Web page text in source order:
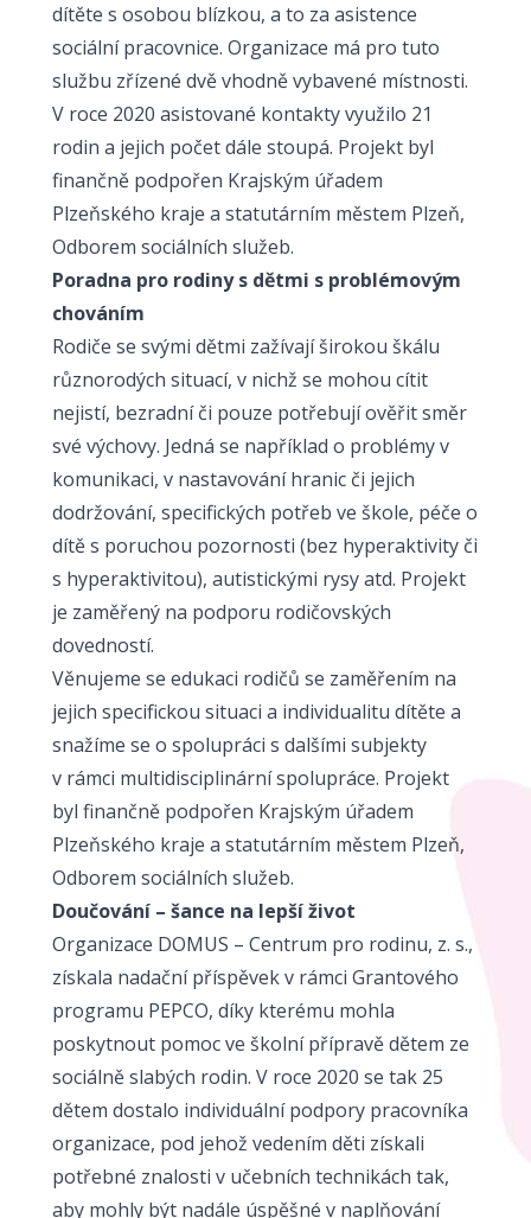
dítěte s osobou blízkou, a to za asistence
sociální pracovnice. Organizace má pro tuto
službu zřízené dvě vhodně vybavené místnosti.
V roce 2020 asistované kontakty využilo 21
rodin a jejich počet dále stoupá. Projekt byl
finančně podpořen Krajským úřadem
Plzeňského kraje a statutárním městem Plzeň,
Odborem sociálních služeb.
Poradna pro rodiny s dětmi s problémovým
chováním
Rodiče se svými dětmi zažívají širokou škálu
různorodých situací, v nichž se mohou cítit
nejistí, bezradní či pouze potřebují ověřit směr
své výchovy. Jedná se například o problémy v
komunikaci, v nastavování hranic či jejich
dodržování, specifických potřeb ve škole, péče o
dítě s poruchou pozornosti (bez hyperaktivity či
s hyperaktivitou), autistickými rysy atd. Projekt
je zaměřený na podporu rodičovských
dovedností.
Věnujeme se edukaci rodičů se zaměřením na
jejich specifickou situaci a individualitu dítěte a
snažíme se o spolupráci s dalšími subjekty
v rámci multidisciplinární spolupráce. Projekt
byl finančně podpořen Krajským úřadem
Plzeňského kraje a statutárním městem Plzeň,
Odborem sociálních služeb.
Doučování – šance na lepší život
Organizace DOMUS – Centrum pro rodinu, z. s.,
získala nadační příspěvek v rámci Grantového
programu PEPCO, díky kterému mohla
poskytnout pomoc ve školní přípravě dětem ze
sociálně slabých rodin. V roce 2020 se tak 25
dětem dostalo individuální podpory pracovníka
organizace, pod jehož vedením děti získali
potřebné znalosti v učebních technikách tak,
aby mohly být nadále úspěšné v naplňování